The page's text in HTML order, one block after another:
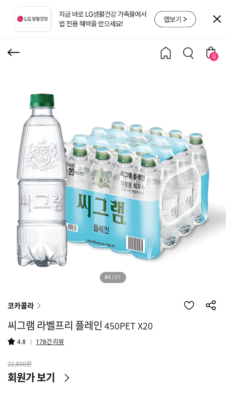
0
450PET X20
01 /01
코카콜라
씨그램 라벨프리 플레인 450PET X20
4.8 178건 리뷰
22,800원
회원가 보기